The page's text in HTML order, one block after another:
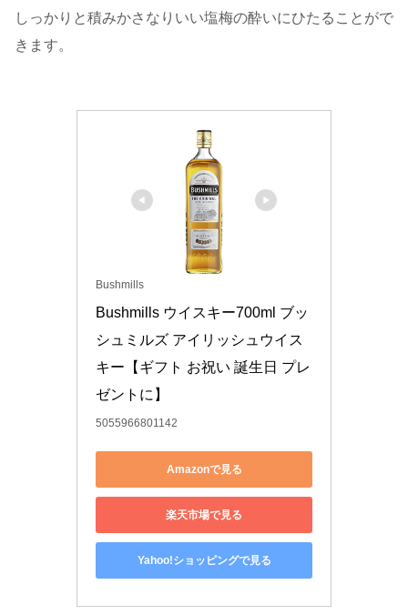
しっかりと積みかさなりいい塩梅の酔いにひたることがで
きます。
Bushmills
Bushmills ウイスキー700ml ブッ
シュミルズ アイリッシュウイス
キー【ギフト お祝い 誕生日 プレ
ゼントに】
5055966801142
Amazonで見る
楽天市場で見る
Yahoo!ショッピングで見る